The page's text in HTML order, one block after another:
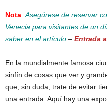
Nota: Asegúrese de reservar
Venecia para visitantes de un
saber en el artículo – Entrada
En la mundialmente famosa
sinfín de cosas que ver y
que, sin duda, trate de evitar
una entrada. Aquí hay una